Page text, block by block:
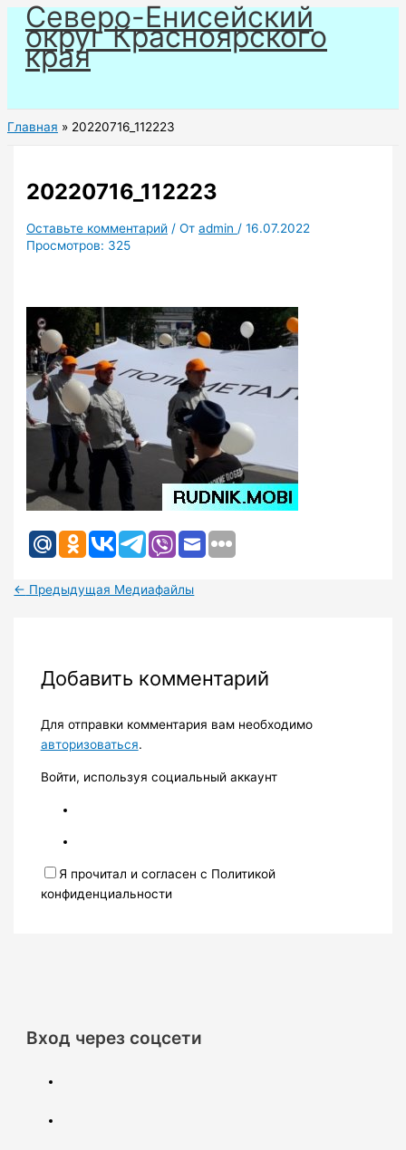
Перейти
содержимому
Северо-Енисейский
округ Красноярского
края
Главная 20220716_112223
20220716_112223
Оставьте комментарий / Отadmin /16.07.2022
Просмотров: 325
← Предыдущая Медиафайлы
Добавить комментарий
Для отправки комментария вам необходимо
авторизоваться.
Войти, используя социальный аккаунт
Я прочитал и согласен с Политикой
конфиденциальности
Вход через соцсети